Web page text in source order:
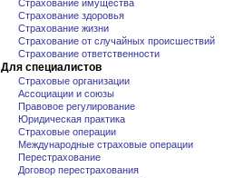
Страхование имущества
Страхование здоровья
Страхование жизни
Страхование от случайных происшествий
Страхование ответственности
Для специалистов
Страховые организации
Ассоциации и союзы
Правовое регулирование
Юридическая практика
Страховые операции
Международные страховые операции
Перестрахование
Договор перестрахования